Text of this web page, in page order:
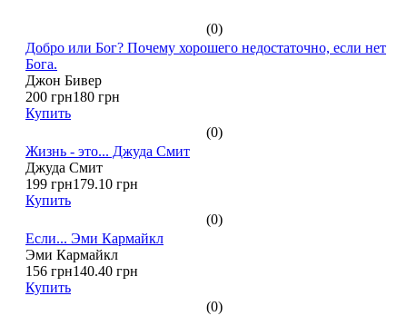
(0)
Добро или Бог? Почему хорошего недостаточно, если нет
Бога.
Джон Бивер
200 грн180 грн
Купить
(0)
Жизнь - это... Джуда Смит
Джуда Смит
199 грн179.10 грн
Купить
(0)
Если... Эми Кармайкл
Эми Кармайкл
156 грн140.40 грн
Купить
(0)